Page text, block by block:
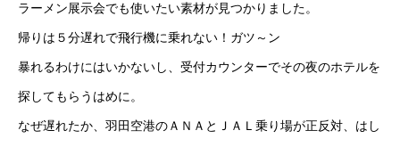
ラーメン展示会でも使いたい素材が見つかりました。
帰りは５分遅れで飛行機に乗れない！ガツ～ン
暴れるわけにはいかないし、受付カウンターでその夜のホテルを
探してもらうはめに。
なぜ遅れたか、羽田空港のＡＮＡとＪＡＬ乗り場が正反対、はし